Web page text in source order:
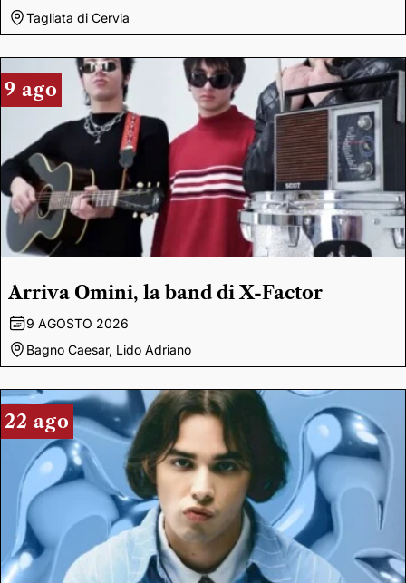
Tagliata di Cervia
9 ago
Arriva Omini, la band di X-Factor
9 AGOSTO 2026
Bagno Caesar, Lido Adriano
22 ago